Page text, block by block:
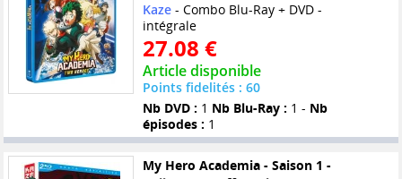
Kaze- Combo Blu-Ray + DVD -
intégrale
27.08 €
Article disponible
Points fidelités : 60
Nb DVD : 1 Nb Blu-Ray : 1 - Nb
épisodes : 1
My Hero Academia - Saison 1 -